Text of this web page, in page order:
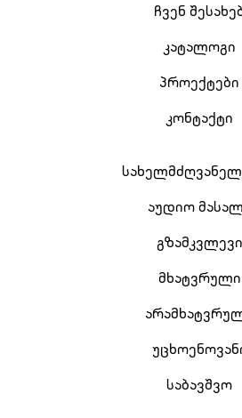
ჩვენ
კატალოგი
პროექტები
კონტაქტი
აუდიო
გზამკვლევი
მხატვრული
საბავშვო